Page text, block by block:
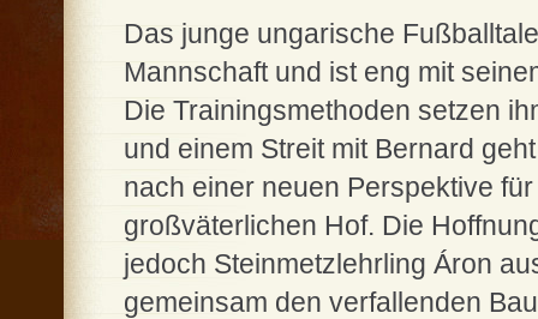
Das junge ungarische
Mannschaft und ist eng mit
Die Trainingsmethoden setzen
und einem Streit mit Bernard
nach einer neuen Perspektive
großväterlichen Hof. Die
jedoch Steinmetzlehrling Áron
gemeinsam den verfallenden